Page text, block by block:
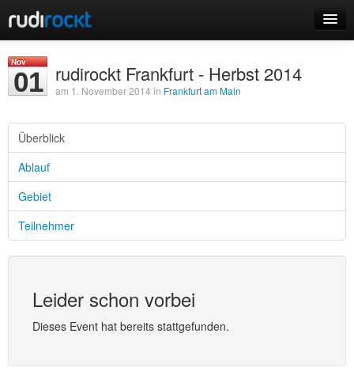
Events
Login
Registrieren
Nov
01 rudirockt Frankfurt - Herbst 2014
am 1. November 2014 in Frankfurt am Main
Überblick
Ablauf
Gebiet
Teilnehmer
Leider schon vorbei
Dieses Event hat bereits stattgefunden.